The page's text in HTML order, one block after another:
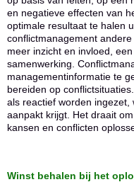
en negatieve effecten van
optimale resultaat te halen
conflictmanagement
meer inzicht en invloed,
samenwerking.
managementinformatie te
bereiden op
als reactief worden ingezet,
aanpakt krijgt. Het draait
kansen en conflicten
Winst behalen bij het